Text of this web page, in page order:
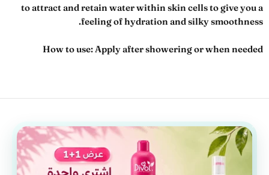
to attract and retain water within skin cells to give you a
feeling of hydration and silky smoothness.
How to use: Apply after showering or when needed